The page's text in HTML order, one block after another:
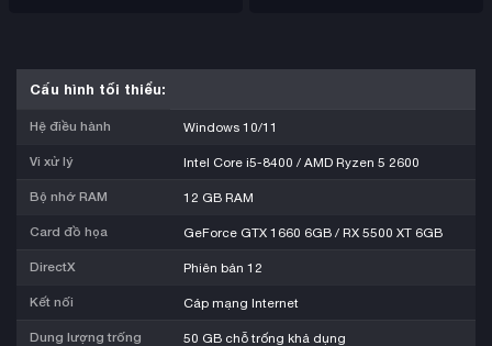
Cấu hình tối thiểu:
Hệ điều hành Windows 10/11
Vi xử lý Intel Core i5-8400 / AMD Ryzen 5 2600
Bộ nhớ RAM 12 GB RAM
Card đồ họa GeForce GTX 1660 6GB / RX 5500 XT 6GB
DirectX Phiên bản 12
Kết nối Cáp mạng Internet
Dung lượng trống 50 GB chỗ trống khả dụng